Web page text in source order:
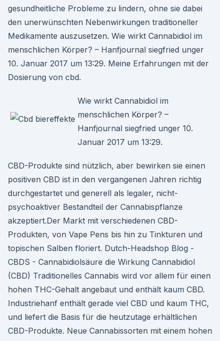
gesundheitliche Probleme zu lindern, ohne sie dabei
den unerwünschten Nebenwirkungen traditioneller
Medikamente auszusetzen. Wie wirkt Cannabidiol im
menschlichen Körper? – Hanfjournal siegfried unger
10. Januar 2017 um 13:29. Meine Erfahrungen mit der
Dosierung von cbd.
Wie wirkt Cannabidiol im
menschlichen Körper? –
Hanfjournal siegfried unger 10.
Januar 2017 um 13:29.
CBD-Produkte sind nützlich, aber bewirken sie einen
positiven CBD ist in den vergangenen Jahren richtig
durchgestartet und generell als legaler, nicht-
psychoaktiver Bestandteil der Cannabispflanze
akzeptiert.Der Markt mit verschiedenen CBD-
Produkten, von Vape Pens bis hin zu Tinkturen und
topischen Salben floriert. Dutch-Headshop Blog -
CBDS - Cannabidiolsäure die Wirkung Cannabidiol
(CBD) Traditionelles Cannabis wird vor allem für einen
hohen THC-Gehalt angebaut und enthält kaum CBD.
Industriehanf enthält gerade viel CBD und kaum THC,
und liefert die Basis für die heutzutage erhältlichen
CBD-Produkte. Neue Cannabissorten mit einem hohen